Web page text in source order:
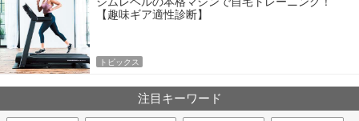
【趣味ギア適性診断】
トピックス
注目キーワード